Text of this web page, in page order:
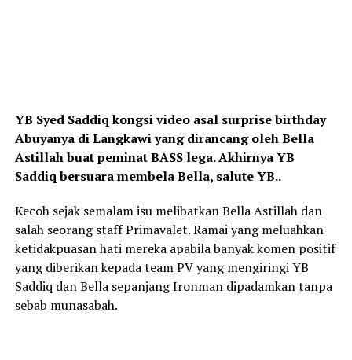
YB Syed Saddiq kongsi video asal surprise birthday
Abuyanya di Langkawi yang dirancang oleh Bella
Astillah buat peminat BASS lega. Akhirnya YB
Saddiq bersuara membela Bella, salute YB..
Kecoh sejak semalam isu melibatkan Bella Astillah dan
salah seorang staff Primavalet. Ramai yang meluahkan
ketidakpuasan hati mereka apabila banyak komen positif
yang diberikan kepada team PV yang mengiringi YB
Saddiq dan Bella sepanjang Ironman dipadamkan tanpa
sebab munasabah.